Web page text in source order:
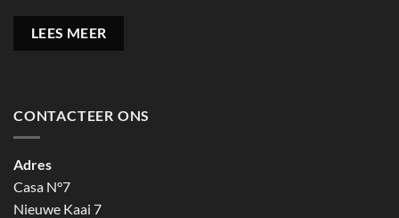
LEES MEER
CONTACTEER ONS
Adres
Casa N°7
Nieuwe Kaai 7